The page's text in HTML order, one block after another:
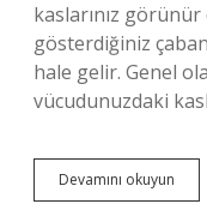
kaslarınız
gösterdiğiniz
hale gelir. Genel
vücudunuzdaki
Devamını okuyun
Ayda